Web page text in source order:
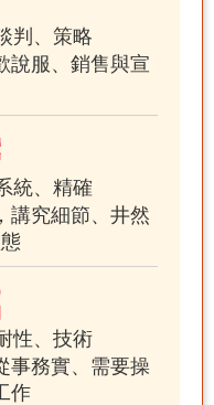
判、策略
說服、銷售與宣
統、精確
講究細節、井然
性、技術
事務實、需要操
作